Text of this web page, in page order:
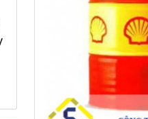
Falcon S-350 Chất chống
bôi trơn đa năng –
Multipurpose
antirust agent